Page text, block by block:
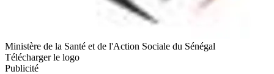
Ministère de la Santé et de l'Action Sociale du Sénégal
Télécharger le logo
Publicité